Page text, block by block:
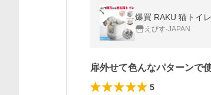
えびす-JAPAN
扉外せて色んなパターンで
5